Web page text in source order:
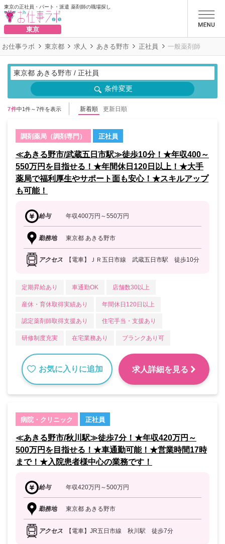
東京の正社員・パート・派遣 薬剤師の職場探し
東京
お仕事ラボ 東京都 求人 あきる野市 正社員 一般薬剤師
東京都 あきる野市 / 正社員
条件変更
7件中1件～7件を表示 新着順 更新日順
調剤薬局（調剤専門） 正社員
≪あきる野市/武蔵五日市駅≫徒歩10分！★年収400～
550万円を目指せる！★年間休日120日以上！★大手
薬局で福利厚生やサポート面も安心！★スキルアップ
も可能！
給与 年収400万円～550万円
勤務地 東京都 あきる野市
アクセス 【電車】ＪＲ五日市線 武蔵五日市駅 徒歩10分
定期昇給あり 車通勤OK 店舗数30以上
産休・育休取得実績あり 年間休日120日以上
認定薬剤師取得支援あり 住宅手当・支援あり
研修制度充実 在宅業務あり ブランクあり可
お気に入りに追加 求人詳細を見る
病院・クリニック 正社員
≪あきる野市/秋川駅≫徒歩7分！★年収420万円～
500万円を目指せる！★車通勤可能！★営業時間17時
まで！★入院患者様中心の業務です！
給与 年収420万円～500万円
勤務地 東京都 あきる野市
アクセス 【電車】JR五日市線 秋川駅 徒歩7分